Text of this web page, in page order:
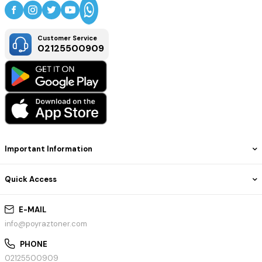
HP ePrint, AirPrint ve Mopria ile mobil baskı desteği sunar.
💼 Kullanım Alanları
Kurumsal ofisler
Büyük işletmeler
Grafik ve tasarım ofisleri
Muhasebe ve finans departmanları
Yüksek hacimli renkli belge baskıları
E-MAIL
info@poyraztoner.com
PHONE
02125500909
Important Information
Quick Access
Customer Service
02125500909